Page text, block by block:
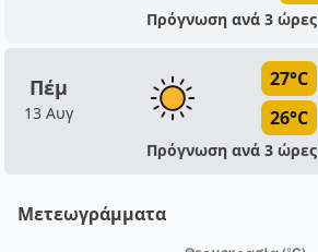
Πρόγνωση ανά 3 ώρες
Πέμ
13 Αυγ
27°C
26°C
Πρόγνωση ανά 3 ώρες
Μετεωγράμματα